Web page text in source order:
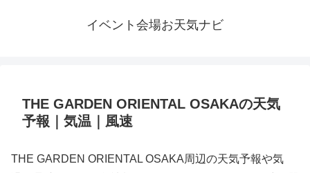
イベント会場お天気ナビ
THE GARDEN ORIENTAL OSAKAの天気
予報｜気温｜風速
THE GARDEN ORIENTAL OSAKA周辺の天気予報や気